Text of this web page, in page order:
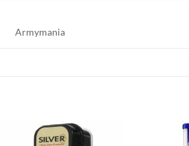
Armymania